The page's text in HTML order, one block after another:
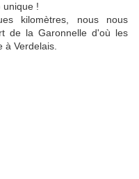
unique !
kilomètres, nous nous
de la Garonnelle d'où les
Verdelais.